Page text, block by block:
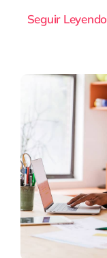
Seguir Leyendo